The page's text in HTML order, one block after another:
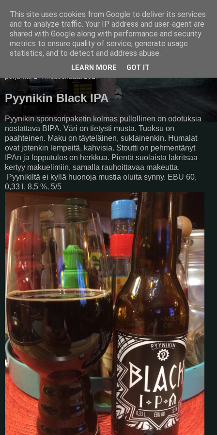
Pullollinen
perjantai 24. maaliskuuta 2017
Pyynikin Black IPA
Pyynikin sponsoripaketin kolmas pullollinen on odotuksia
nostattava BIPA. Väri on tietysti musta. Tuoksu on
paahteinen. Maku on täyteläinen, suklainenkin. Humalat
ovat jotenkin lempeitä, kahvisia. Stoutti on pehmentänyt
IPAn ja lopputulos on herkkua. Pientä suolaista lakritsaa
kertyy makuelimiin, samalla rauhoittavaa makeutta.
Pyynikiltä ei kyllä huonoja mustia oluita synny. EBU 60,
0,33 l, 8,5 %, 5/5
This site uses cookies from Google to deliver its services
and to analyze traffic. Your IP address and user-agent are
shared with Google along with performance and security
metrics to ensure quality of service, generate usage
statistics, and to detect and address abuse.
LEARN MORE GOT IT